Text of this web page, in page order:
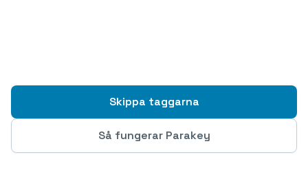
Skippa taggarna
Så fungerar Parakey